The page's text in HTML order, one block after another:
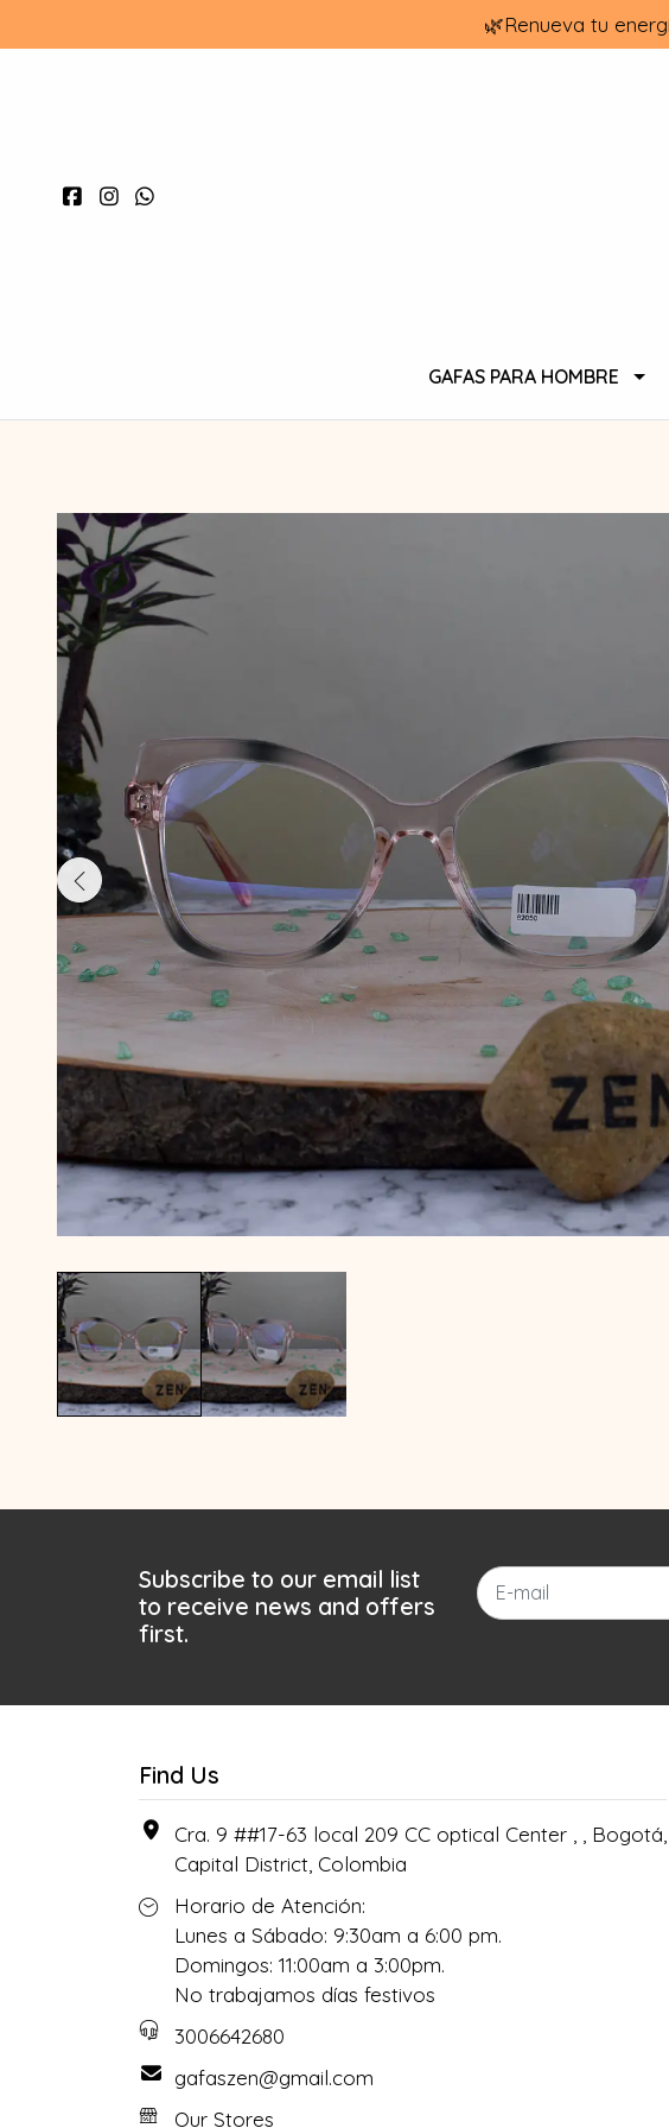
🌿Renueva tu
GAFAS PARA HOMBRE
Subscribe to our email list
to receive news and offers
first.
Find Us
Cra. 9 ##17-63 local 209 CC optical Center , , Bogotá,
Capital District, Colombia
Horario de Atención:
Lunes a Sábado: 9:30am a 6:00 pm.
Domingos: 11:00am a 3:00pm.
No trabajamos días festivos
3006642680
gafaszen@gmail.com
Our Stores